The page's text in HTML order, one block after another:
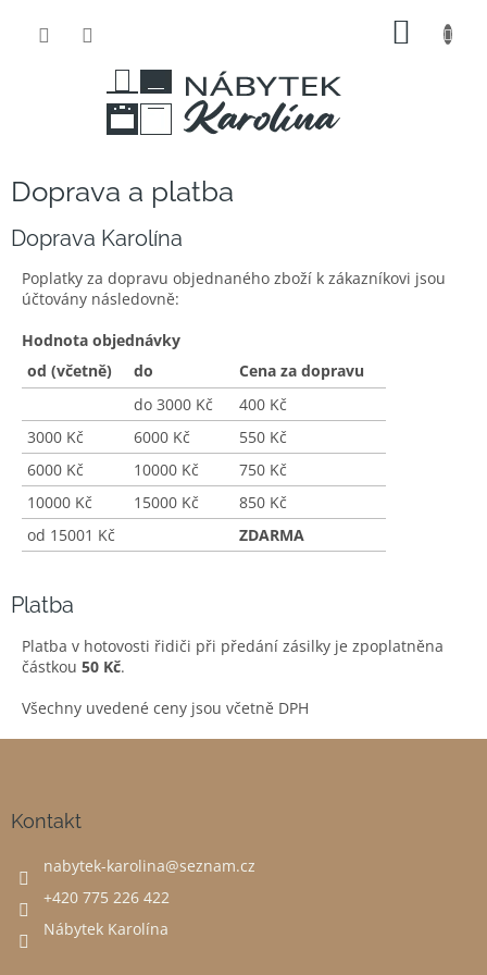
Doprava a platba
Doprava Karolína
Poplatky za dopravu objednaného zboží k zákazníkovi jsou
účtovány následovně:
Hodnota objednávky
od (včetně)
do
Cena za dopravu
do 3000 Kč
400 Kč
3000 Kč
6000 Kč
550 Kč
6000 Kč
10000 Kč
750 Kč
10000 Kč
15000 Kč
850 Kč
od 15001 Kč
ZDARMA
Platba
Platba v hotovosti řidiči při předání zásilky je zpoplatněna
částkou 50 Kč.
Všechny uvedené ceny jsou včetně DPH
Kontakt
nabytek-karolina@seznam.cz
+420 775 226 422
Nábytek Karolína